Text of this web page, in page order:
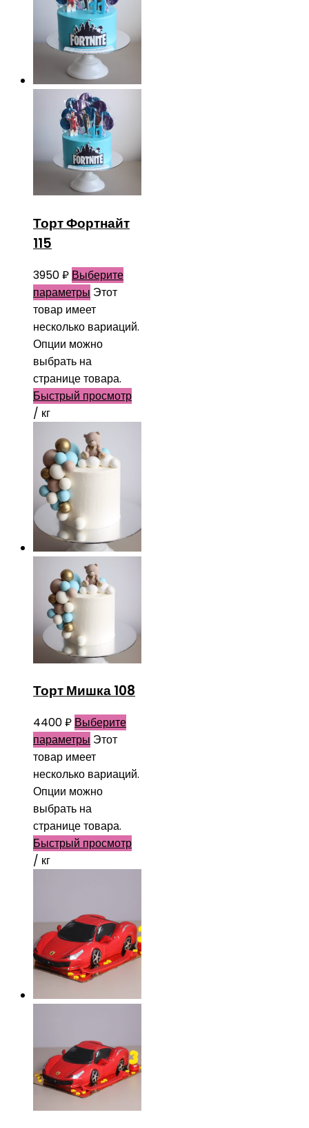
Торт Фортнайт
115
3950₽ Выберите
параметры Этот
товар имеет
несколько вариаций.
Опции можно
выбрать на
странице товара.
Быстрый просмотр
/ кг
Торт Мишка 108
4400₽ Выберите
параметры Этот
товар имеет
несколько вариаций.
Опции можно
выбрать на
странице товара.
Быстрый просмотр
/ кг